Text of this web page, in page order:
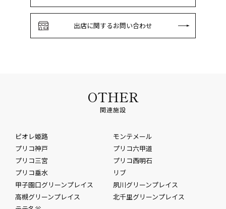
出店に関するお問い合わせ
OTHER
関連施設
ピオレ姫路
モンテメール
プリコ神戸
プリコ六甲道
プリコ三宮
プリコ西明石
プリコ垂水
リブ
甲子園口グリーンプレイス
夙川グリーンプレイス
高槻グリーンプレイス
北千里グリーンプレイス